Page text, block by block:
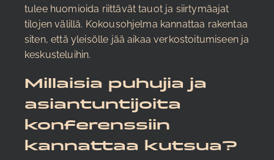
tulee huomioida riittävät tauot ja siirtymäajat
tilojen välillä. Kokousohjelma kannattaa rakentaa
siten, että yleisölle jää aikaa verkostoitumiseen ja
keskusteluihin.
Millaisia puhujia ja
asiantuntijoita
konferenssiin
kannattaa kutsua?